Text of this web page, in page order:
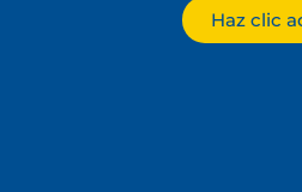
Haz clic